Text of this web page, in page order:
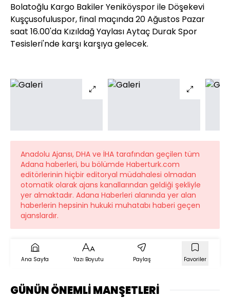
Bolatoğlu Kargo Bakiler Yeniköyspor ile Döşekevi
Kuşçusofuluspor, final maçında 20 Ağustos Pazar
saat 16.00'da Kızıldağ Yaylası Aytaç Durak Spor
Tesisleri'nde karşı karşıya gelecek.
Anadolu Ajansı, DHA ve İHA tarafından geçilen tüm
Adana haberleri, bu bölümde Haberturk.com
editörlerinin hiçbir editoryal müdahalesi olmadan
otomatik olarak ajans kanallarından geldiği şekliyle
yer almaktadır. Adana Haberleri alanında yer alan
haberlerin hepsinin hukuki muhatabı haberi geçen
ajanslardır.
Ana Sayfa Yazı Boyutu Paylaş Favoriler
GÜNÜN ÖNEMLİ MANŞETLERİ